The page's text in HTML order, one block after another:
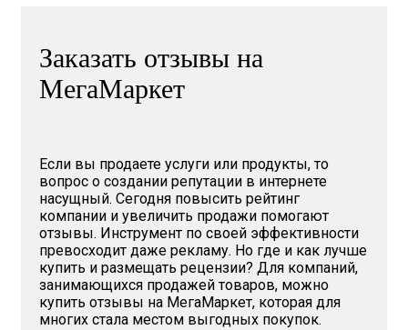
Заказать отзывы на
МегаМаркет
Если вы продаете услуги или продукты, то
вопрос о создании репутации в интернете
насущный. Сегодня повысить рейтинг
компании и увеличить продажи помогают
отзывы. Инструмент по своей эффективности
превосходит даже рекламу. Но где и как лучше
купить и размещать рецензии? Для компаний,
занимающихся продажей товаров, можно
купить отзывы на МегаМаркет, которая для
многих стала местом выгодных покупок.